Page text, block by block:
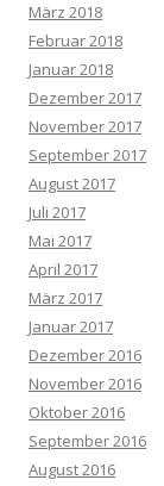
März 2018
Februar 2018
Januar 2018
Dezember 2017
November 2017
September 2017
August 2017
Juli 2017
Mai 2017
April 2017
März 2017
Januar 2017
Dezember 2016
November 2016
Oktober 2016
September 2016
August 2016